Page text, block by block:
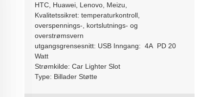
HTC, Huawei, Lenovo, Meizu,
Kvalitetssikret: temperaturkontroll,
overspennings-, kortslutnings- og
overstrømsvern
utgangsgrensesnitt: USB Inngang: 4A PD 20
Watt
Strømkilde: Car Lighter Slot
Type: Billader Støtte